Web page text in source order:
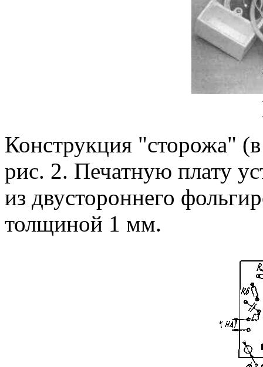
Конструкция "сторожа"
рис. 2. Печатную плату
из двустороннего
толщиной 1 мм.